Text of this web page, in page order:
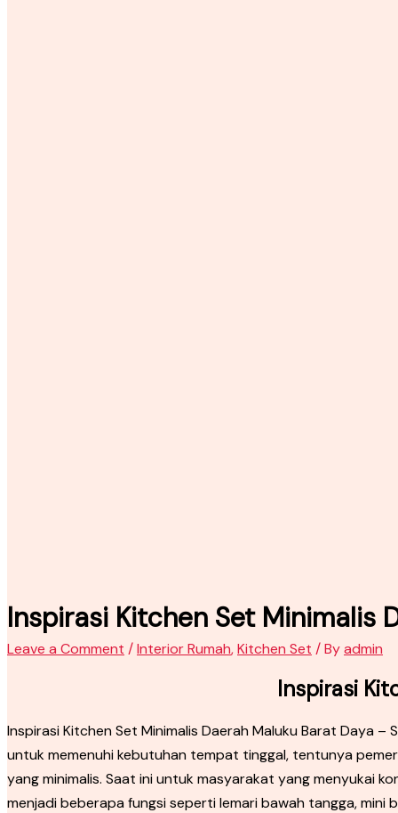
Inspirasi Kitchen Set Minimalis
Leave a Comment /Interior Rumah,Kitchen Set / Byadmin
Inspirasi
Inspirasi Kitchen Set Minimalis Daerah Maluku Barat Daya
untuk memenuhi kebutuhan tempat tinggal, tentunya
yang minimalis. Saat ini untuk masyarakat yang menyukai
menjadi beberapa fungsi seperti lemari bawah tangga,